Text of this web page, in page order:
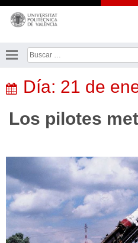
Saltar
contenido
Buscar:
Día: 21 de
Los pilotes